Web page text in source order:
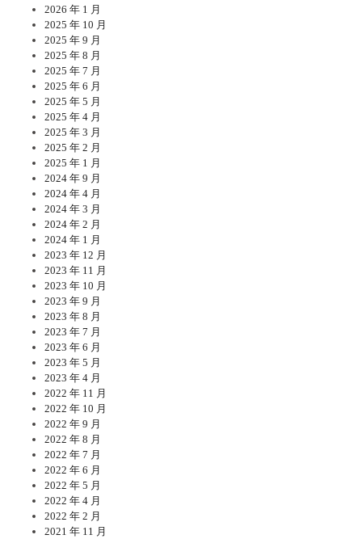
2026 年 1 月
2025 年 10 月
2025 年 9 月
2025 年 8 月
2025 年 7 月
2025 年 6 月
2025 年 5 月
2025 年 4 月
2025 年 3 月
2025 年 2 月
2025 年 1 月
2024 年 9 月
2024 年 4 月
2024 年 3 月
2024 年 2 月
2024 年 1 月
2023 年 12 月
2023 年 11 月
2023 年 10 月
2023 年 9 月
2023 年 8 月
2023 年 7 月
2023 年 6 月
2023 年 5 月
2023 年 4 月
2022 年 11 月
2022 年 10 月
2022 年 9 月
2022 年 8 月
2022 年 7 月
2022 年 6 月
2022 年 5 月
2022 年 4 月
2022 年 2 月
2021 年 11 月